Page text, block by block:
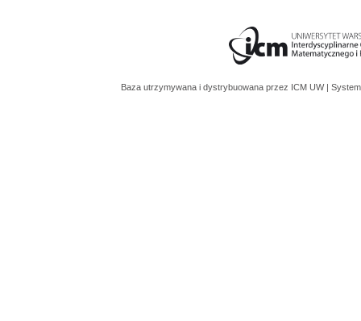
Baza utrzymywana i dystrybuowana przez ICM UW |